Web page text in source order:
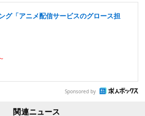
グ「アニメ配信サービスのグロース担
Sponsored by
関連ニュース